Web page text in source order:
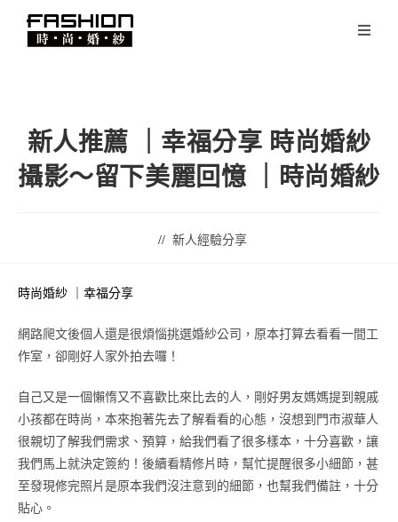
新人推薦 ｜幸福分享 時尚婚紗
攝影～留下美麗回憶 ｜時尚婚紗
新人經驗分享
時尚婚紗 ｜幸福分享
網路爬文後個人還是很煩惱挑選婚紗公司，原本打算去看看一間工
作室，卻剛好人家外拍去囉！
自己又是一個懶惰又不喜歡比來比去的人，剛好男友媽媽提到親戚
小孩都在時尚，本來抱著先去了解看看的心態，沒想到門市淑華人
很親切了解我們需求、預算，給我們看了很多樣本，十分喜歡，讓
我們馬上就決定簽約！後續看精修片時，幫忙提醒很多小細節，甚
至發現修完照片是原本我們沒注意到的細節，也幫我們備註，十分
貼心。